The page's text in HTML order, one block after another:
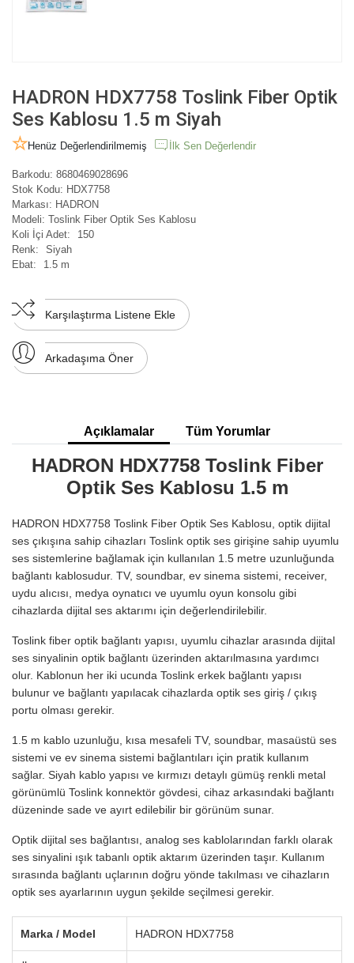
HADRON HDX7758 Toslink Fiber Optik
Ses Kablosu 1.5 m Siyah
Henüz Değerlendirilmemiş İlk Sen Değerlendir
Barkodu: 8680469028696
Stok Kodu: HDX7758
Markası: HADRON
Modeli: Toslink Fiber Optik Ses Kablosu
Koli İçi Adet:
150
Renk:
Siyah
Ebat:
1.5 m
Karşılaştırma Listene Ekle
Arkadaşıma Öner
Açıklamalar Tüm Yorumlar
HADRON HDX7758 Toslink Fiber
Optik Ses Kablosu 1.5 m
HADRON HDX7758 Toslink Fiber Optik Ses Kablosu, optik dijital
ses çıkışına sahip cihazları Toslink optik ses girişine sahip uyumlu
ses sistemlerine bağlamak için kullanılan 1.5 metre uzunluğunda
bağlantı kablosudur. TV, soundbar, ev sinema sistemi, receiver,
uydu alıcısı, medya oynatıcı ve uyumlu oyun konsolu gibi
cihazlarda dijital ses aktarımı için değerlendirilebilir.
Toslink fiber optik bağlantı yapısı, uyumlu cihazlar arasında dijital
ses sinyalinin optik bağlantı üzerinden aktarılmasına yardımcı
olur. Kablonun her iki ucunda Toslink erkek bağlantı yapısı
bulunur ve bağlantı yapılacak cihazlarda optik ses giriş / çıkış
portu olması gerekir.
1.5 m kablo uzunluğu, kısa mesafeli TV, soundbar, masaüstü ses
sistemi ve ev sinema sistemi bağlantıları için pratik kullanım
sağlar. Siyah kablo yapısı ve kırmızı detaylı gümüş renkli metal
görünümlü Toslink konnektör gövdesi, cihaz arkasındaki bağlantı
düzeninde sade ve ayırt edilebilir bir görünüm sunar.
Optik dijital ses bağlantısı, analog ses kablolarından farklı olarak
ses sinyalini ışık tabanlı optik aktarım üzerinden taşır. Kullanım
sırasında bağlantı uçlarının doğru yönde takılması ve cihazların
optik ses ayarlarının uygun şekilde seçilmesi gerekir.
Marka / Model HADRON HDX7758